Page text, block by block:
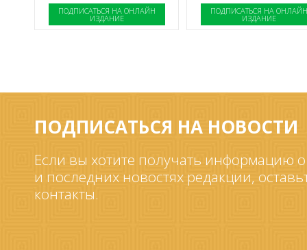
ПОДПИСАТЬСЯ НА ОНЛАЙН
ИЗДАНИЕ
ПОДПИСАТЬСЯ НА
ИЗДАНИЕ
ПОДПИСАТЬСЯ НА НОВОСТИ
Если вы хотите получать информацию
и последних новостях редакции,
контакты.